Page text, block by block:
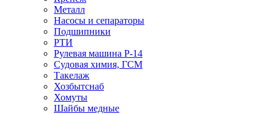
Металл
Насосы и сепараторы
Подшипники
РТИ
Рулевая машина Р-14
Судовая химия, ГСМ
Такелаж
Хозбытснаб
Хомуты
Шайбы медные